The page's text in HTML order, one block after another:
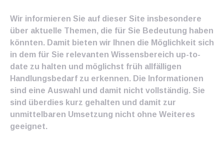
Wir informieren Sie auf dieser Site insbesondere
über aktuelle Themen, die für Sie Bedeutung haben
könnten. Damit bieten wir Ihnen die Möglichkeit sich
in dem für Sie relevanten Wissensbereich up-to-
date zu halten und möglichst früh allfälligen
Handlungsbedarf zu erkennen. Die Informationen
sind eine Auswahl und damit nicht vollständig. Sie
sind überdies kurz gehalten und damit zur
unmittelbaren Umsetzung nicht ohne Weiteres
geeignet.